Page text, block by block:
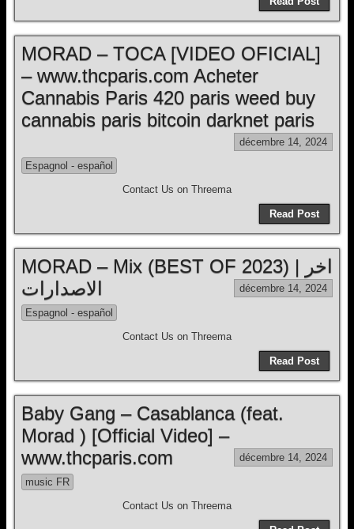
MORAD – TOCA [VIDEO OFICIAL]
– www.thcparis.com Acheter
Cannabis Paris 420 paris weed buy
cannabis paris bitcoin darknet paris
décembre 14, 2024
Espagnol - español
Contact Us on Threema
Read Post
MORAD – Mix (BEST OF 2023) | اخر
الاصدارات
décembre 14, 2024
Espagnol - español
Contact Us on Threema
Read Post
Baby Gang – Casablanca (feat.
Morad ) [Official Video] –
www.thcparis.com
décembre 14, 2024
music FR
Contact Us on Threema